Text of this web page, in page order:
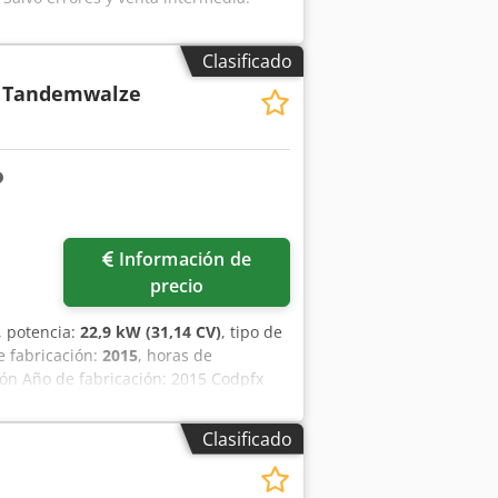
Clasificado
Tandemwalze
precio
potencia: 22,9 kW (31,14 CV), tipo de
fabricación: 2015, horas de
Año de fabricación: 2015 Codpfx
Clasificado